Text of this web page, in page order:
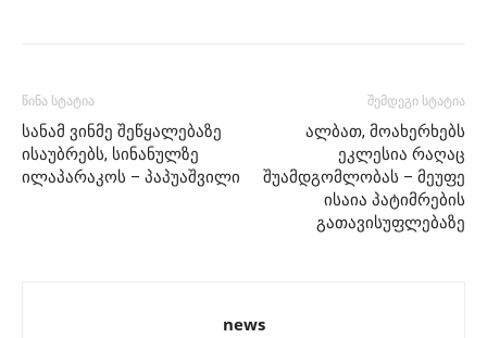
წინა სტატია
სანამ ვინმე შეწყალებაზე
ისაუბრებს, სინანულზე
ილაპარაკოს – პაპუაშვილი
შემდეგი სტატია
ალბათ, მოახერხებს
ეკლესია რაღაც
შუამდგომლობას – მეუფე
ისაია პატიმრების
გათავისუფლებაზე
news